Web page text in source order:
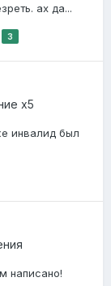
ах да...
3
x5
инвалид был
написано!